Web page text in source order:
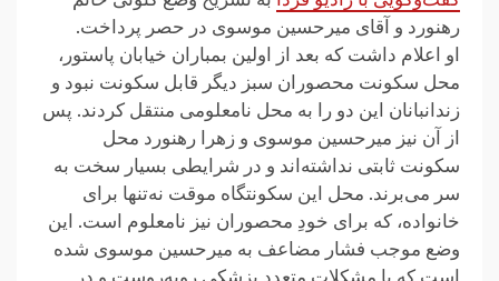
رهنورد و آقای میرحسین موسوی در حصر پرداخت.
او اعلام داشت که بعد از اولین بمباران خیابان پاستور،
محل سکونت محصوران سبز دیگر قابل سکونت نبود و
زندانبانان این دو را به محل نامعلومی منتقل کردند. پس
از آن نیز میرحسین موسوی و زهرا رهنورد محل
سکونت ثابتی نداشته‌اند و در شرایطی بسیار سخت به
سر می‌برند. محل این سکونتگاه موقت نه‌تنها برای
خانواده، که برای خودِ محصوران نیز نامعلوم است. این
وضع موجب فشار مضاعف به میرحسین موسوی شده